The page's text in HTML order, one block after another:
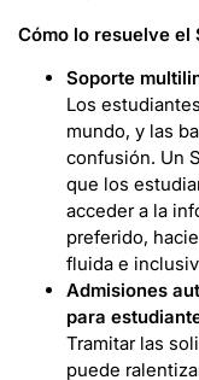
Cómo lo resuelve el
Soporte
Los
mundo, y las
confusión. Un
que los
acceder a la
preferido,
fluida e
Admisiones
para
Tramitar las
puede